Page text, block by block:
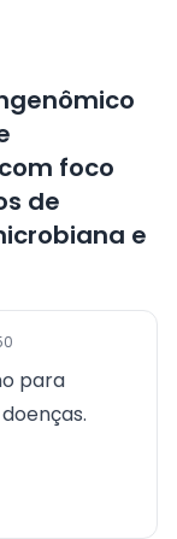
foco
de
e
para